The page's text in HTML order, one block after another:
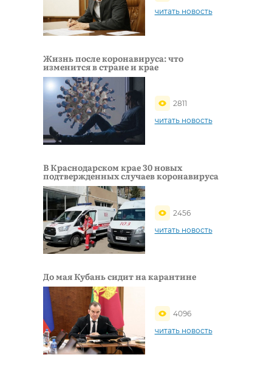
читать новость
Жизнь после коронавируса: что
изменится в стране и крае
2811
читать новость
В Краснодарском крае 30 новых
подтвержденных случаев коронавируса
2456
читать новость
До мая Кубань сидит на карантине
4096
читать новость